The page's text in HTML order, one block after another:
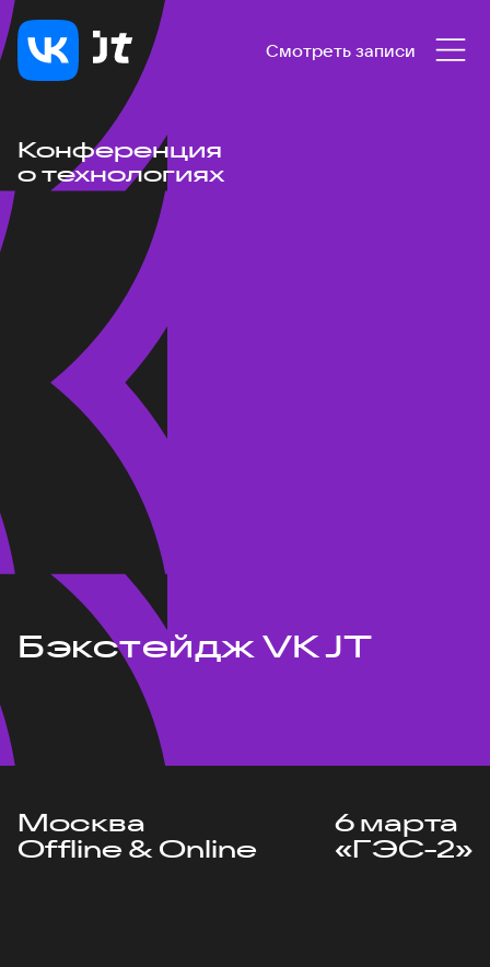
Смотреть записи
Конференция
о технологиях
Бэкстейдж VK JT
Москва
Offline & Online
6 марта
«ГЭС-2»